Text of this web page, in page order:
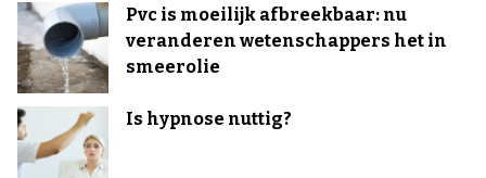
Pvc is moeilijk afbreekbaar: nu
veranderen wetenschappers het in
smeerolie
Is hypnose nuttig?